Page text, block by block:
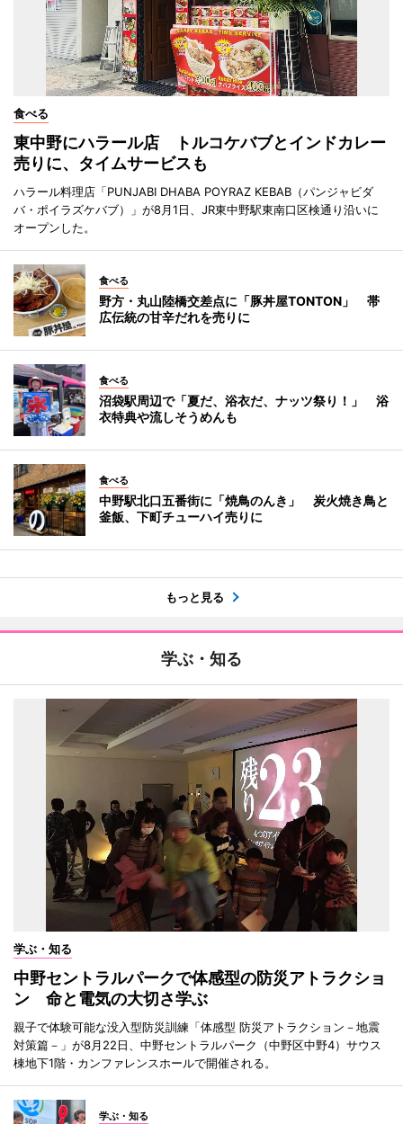
食べる
東中野にハラール店 トルコケバブとインドカレー
売りに、タイムサービスも
ハラール料理店「PUNJABI DHABA POYRAZ KEBAB（パンジャビダ
バ・ポイラズケバブ）」が8月1日、JR東中野駅東南口区検通り沿いに
オープンした。
食べる
野方・丸山陸橋交差点に「豚丼屋TONTON」 帯
広伝統の甘辛だれを売りに
食べる
沼袋駅周辺で「夏だ、浴衣だ、ナッツ祭り！」 浴
衣特典や流しそうめんも
食べる
中野駅北口五番街に「焼鳥のんき」 炭火焼き鳥と
釜飯、下町チューハイ売りに
もっと見る
学ぶ・知る
学ぶ・知る
中野セントラルパークで体感型の防災アトラクショ
ン 命と電気の大切さ学ぶ
親子で体験可能な没入型防災訓練「体感型 防災アトラクション－地震
対策篇－」が8月22日、中野セントラルパーク（中野区中野4）サウス
棟地下1階・カンファレンスホールで開催される。
学ぶ・知る